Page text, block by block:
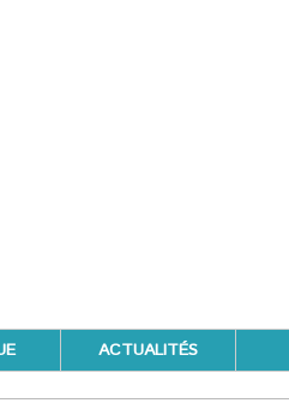
ACTUALITÉS